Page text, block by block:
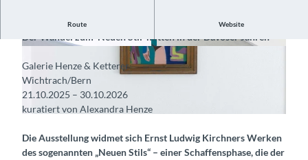
© Guidle.com
Route Website
Ernst Ludwig Kirchner erfindet sich neu.
Der Wandel zum 'Neuen Stil' mitten in der Davoser Jahren
Galerie Henze & Ketterer
Wichtrach/Bern
21.10.2025 – 30.10.2026
kuratiert von Alexandra Henze
Die Ausstellung widmet sich Ernst Ludwig Kirchners Werken
des sogenannten „Neuen Stils“ – einer Schaffensphase, die der